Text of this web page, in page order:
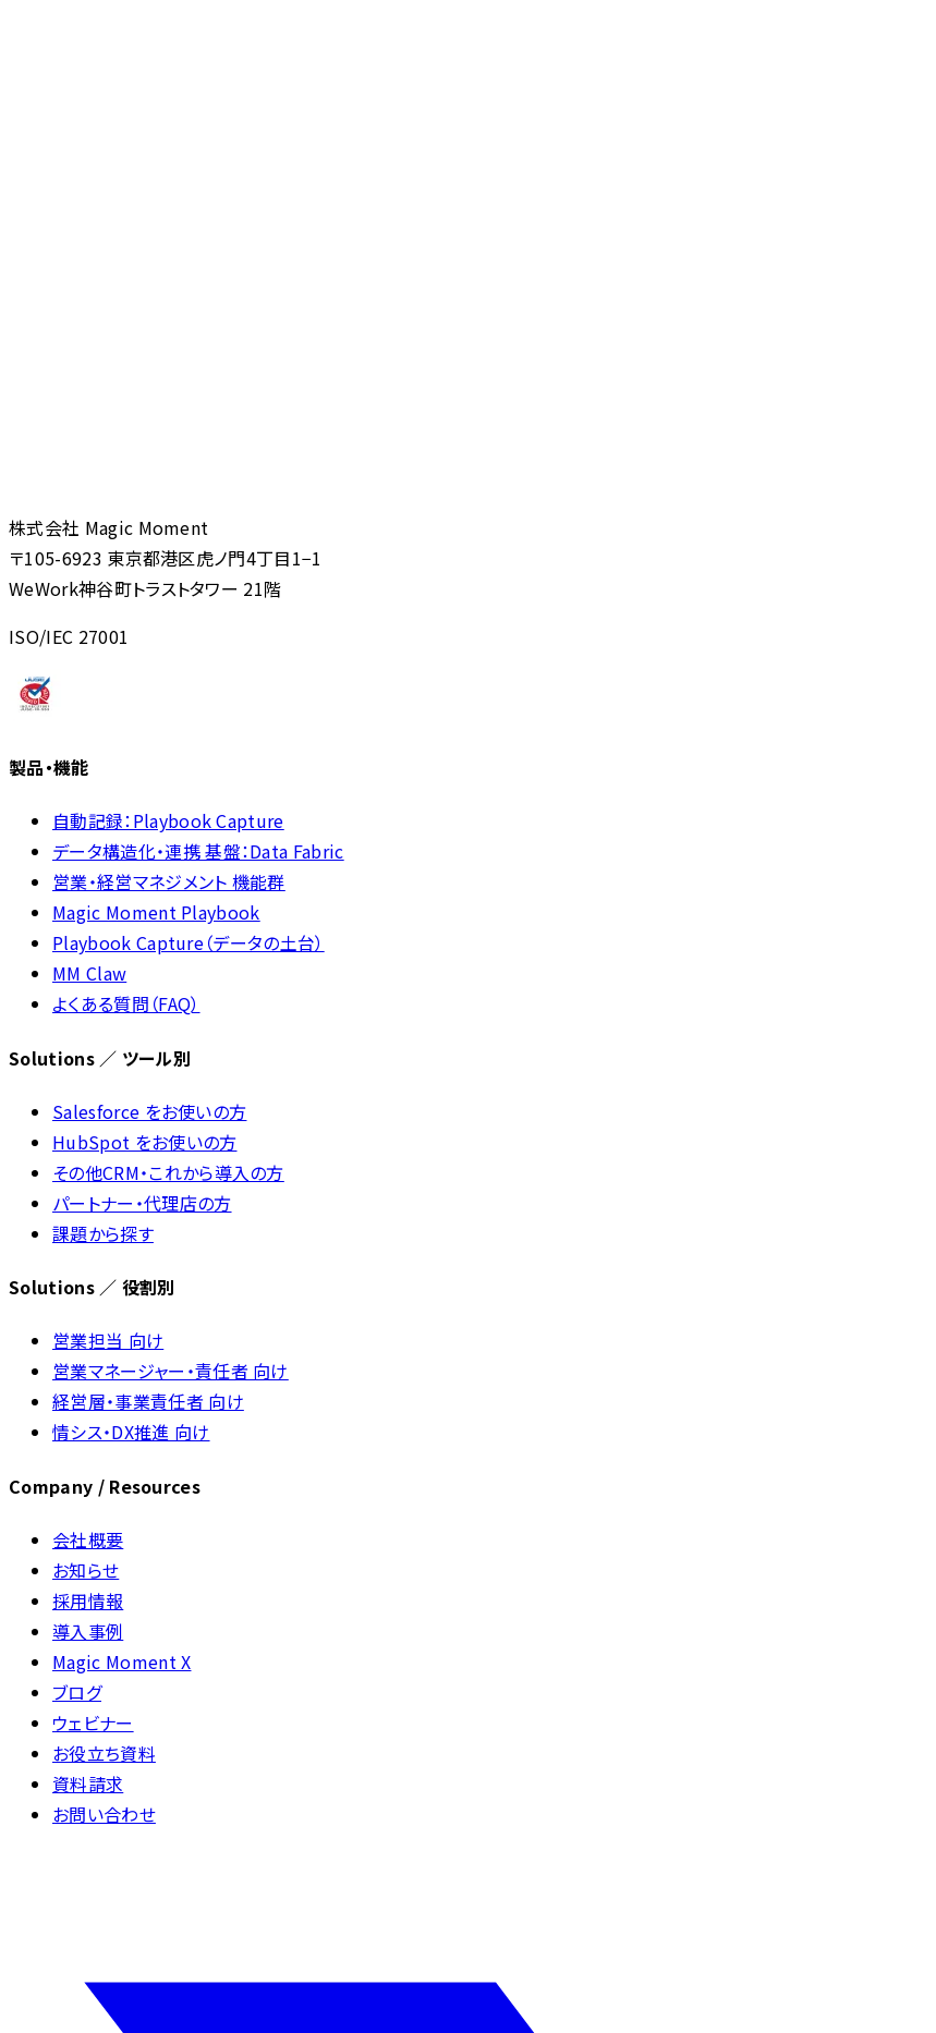
株式会社 Magic Moment
〒105-6923 東京都港区虎ノ門4丁目1−1
WeWork神谷町トラストタワー 21階
ISO/IEC 27001
製品・機能
自動記録：Playbook Capture
データ構造化・連携 基盤：Data Fabric
営業・経営マネジメント 機能群
Magic Moment Playbook
Playbook Capture（データの土台）
MM Claw
よくある質問（FAQ）
Solutions ／ ツール別
Salesforce をお使いの方
HubSpot をお使いの方
その他CRM・これから導入の方
パートナー・代理店の方
課題から探す
Solutions ／ 役割別
営業担当 向け
営業マネージャー・責任者 向け
経営層・事業責任者 向け
情シス・DX推進 向け
Company / Resources
会社概要
お知らせ
採用情報
導入事例
Magic Moment X
ブログ
ウェビナー
お役立ち資料
資料請求
お問い合わせ